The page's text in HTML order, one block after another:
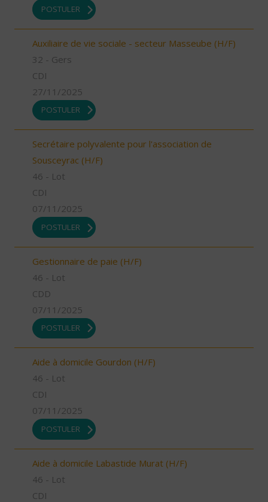
POSTULER
Auxiliaire de vie sociale - secteur Masseube (H/F)
32 - Gers
CDI
27/11/2025
POSTULER
Secrétaire polyvalente pour l'association de
Sousceyrac (H/F)
46 - Lot
CDI
07/11/2025
POSTULER
Gestionnaire de paie (H/F)
46 - Lot
CDD
07/11/2025
POSTULER
Aide à domicile Gourdon (H/F)
46 - Lot
CDI
07/11/2025
POSTULER
Aide à domicile Labastide Murat (H/F)
46 - Lot
CDI